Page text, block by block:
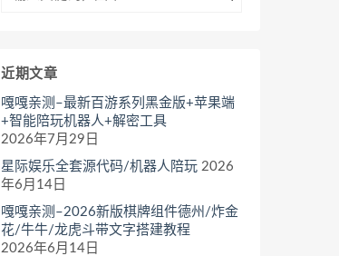
近期文章
嘎嘎亲测–最新百游系列黑金版+苹果端
+智能陪玩机器人+解密工具
2026年7月29日
星际娱乐全套源代码/机器人陪玩 2026
年6月14日
嘎嘎亲测–2026新版棋牌组件德州/炸金
花/牛牛/龙虎斗带文字搭建教程
2026年6月14日